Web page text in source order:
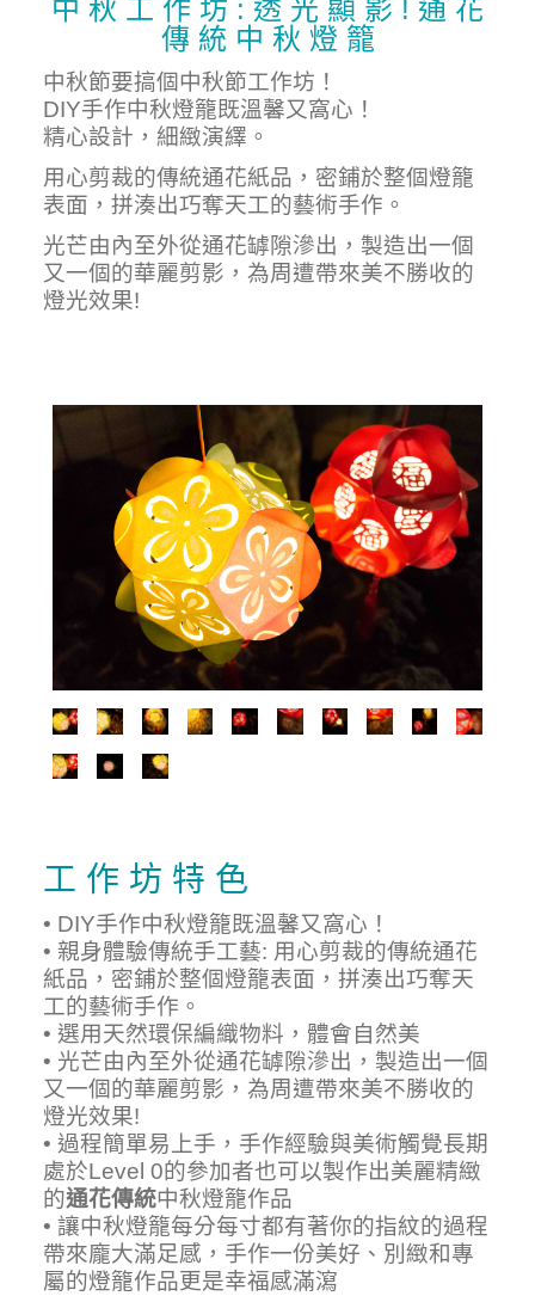
中 秋 工 作 坊 : 透 光 顯 影 ! 通 花
傳 統 中 秋 燈 籠
中秋節要搞個中秋節工作坊！
DIY手作中秋燈籠既溫馨又窩心！
精心設計，細緻演繹。
用心剪裁的傳統通花紙品，密鋪於整個燈籠
表面，拼湊出巧奪天工的藝術手作。
光芒由內至外從通花罅隙滲出，製造出一個
又一個的華麗剪影，為周遭帶來美不勝收的
燈光效果!
工 作 坊 特 色
• DIY手作中秋燈籠既溫馨又窩心！
• 親身體驗傳統手工藝: 用心剪裁的傳統通花
紙品，密鋪於整個燈籠表面，拼湊出巧奪天
工的藝術手作。
• 選用天然環保編織物料，體會自然美
• 光芒由內至外從通花罅隙滲出，製造出一個
又一個的華麗剪影，為周遭帶來美不勝收的
燈光效果!
• 過程簡單易上手，手作經驗與美術觸覺長期
處於Level 0的參加者也可以製作出美麗精緻
的通花傳統中秋燈籠作品
• 讓中秋燈籠每分每寸都有著你的指紋的過程
帶來龐大滿足感，手作一份美好、別緻和專
屬的燈籠作品更是幸福感滿瀉